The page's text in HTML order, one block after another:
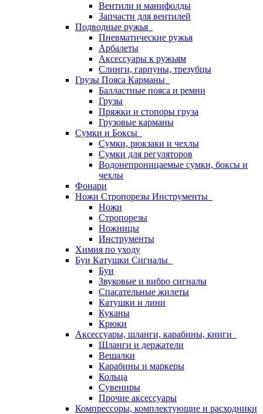
Вентили и манифолды
Запчасти для вентилей
Подводные ружья
Пневматические ружья
Арбалеты
Аксессуары к ружьям
Слинги, гарпуны, трезубцы
Грузы Пояса Карманы
Балластные пояса и ремни
Грузы
Пряжки и стопоры груза
Грузовые карманы
Сумки и Боксы
Сумки, рюкзаки и чехлы
Сумки для регуляторов
Водонепроницаемые сумки, боксы и
чехлы
Фонари
Ножи Стропорезы Инструменты
Ножи
Стропорезы
Ножницы
Инструменты
Химия по уходу
Буи Катушки Сигналы
Буи
Звуковые и вибро сигналы
Спасательные жилеты
Катушки и лини
Куканы
Крюки
Аксессуары, шланги, карабины, книги
Шланги и держатели
Вешалки
Карабины и маркеры
Кольца
Сувениры
Прочие аксессуары
Компрессоры, комплектующие и расходники